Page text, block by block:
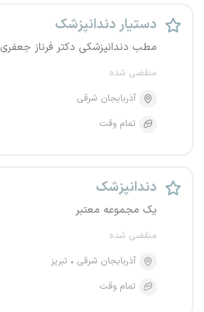
دستیار دندانپزشک
مطب دندانپزشکی دکتر فرناز جعفری
منقضی شده
آذربایجان شرقی
تمام وقت
دندانپزشک
یک مجموعه معتبر
منقضی شده
آذربایجان شرقی
تبریز
تمام وقت